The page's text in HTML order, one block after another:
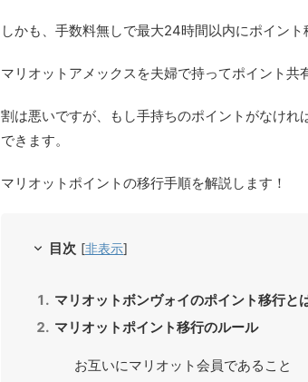
しかも、手数料無しで最大24時間以内にポイント
マリオットアメックスを夫婦で持ってポイント共
割は悪いですが、もし手持ちのポイントがなけ
できます。
マリオットポイントの移行手順を解説します！
目次 [非表示]
マリオットボンヴォイのポイント移行と
マリオットポイント移行のルール
お互いにマリオット会員であること